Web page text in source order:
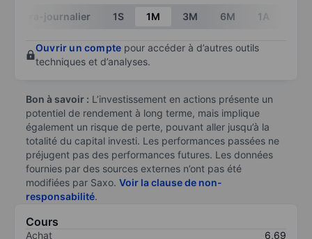
End of interactive chart.
Intra-journalier 1S 1M 3M 6M 1A
Ouvrir un compte pour accéder à d’autres outils
techniques et d’analyses.
Bon à savoir : L’investissement en actions présente un
potentiel de rendement à long terme, mais implique
également un risque de perte, pouvant aller jusqu’à la
totalité du capital investi. Les performances passées ne
préjugent pas des performances futures. Les données
fournies par des sources externes n’ont pas été
modifiées par Saxo. Voir la clause de non-
responsabilité.
Cours
Achat
6,69